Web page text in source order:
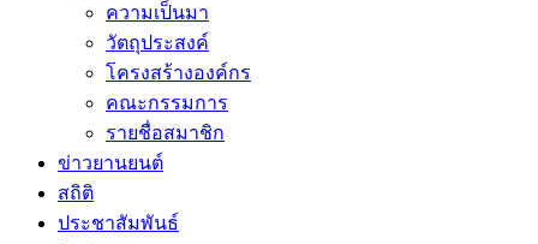
ความเป็นมา
วัตถุประสงค์
โครงสร้างองค์กร
คณะกรรมการ
รายชื่อสมาชิก
ข่าวยานยนต์
สถิติ
ประชาสัมพันธ์